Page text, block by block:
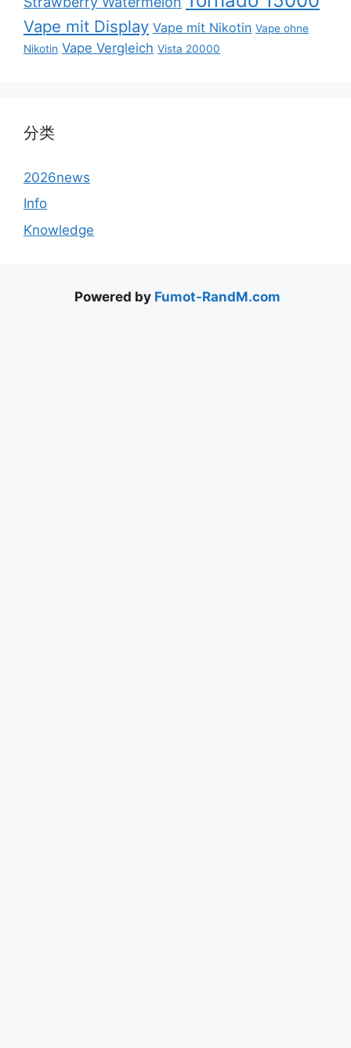
Vape mit Display Vape mit Nikotin Vape ohne
Nikotin Vape Vergleich Vista 20000
分类
2026news
Info
Knowledge
Powered by Fumot-RandM.com